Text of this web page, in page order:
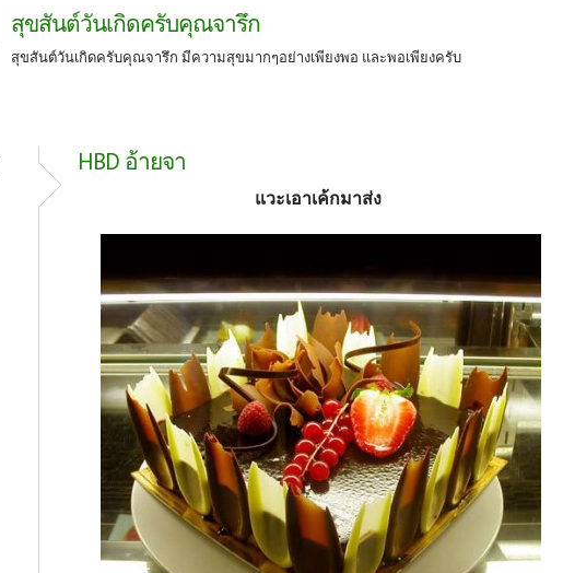
สุขสันต์วันเกิดครับคุณจารึก
สุขสันต์วันเกิดครับคุณจารึก มีความสุขมากๆอย่างเพียงพอ และพอเพียงครับ
HBD อ้ายจา
แวะเอาเค้กมาส่ง